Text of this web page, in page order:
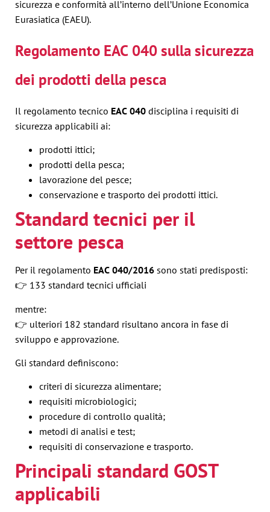
sicurezza e conformità all’interno dell’Unione Economica
Eurasiatica (EAEU).
Regolamento EAC 040 sulla sicurezza
dei prodotti della pesca
Il regolamento tecnico EAC 040 disciplina i requisiti di
sicurezza applicabili ai:
prodotti ittici;
prodotti della pesca;
lavorazione del pesce;
conservazione e trasporto dei prodotti ittici.
Standard tecnici per il
settore pesca
Per il regolamento EAC 040/2016 sono stati predisposti:
👉 133 standard tecnici ufficiali
mentre:
👉 ulteriori 182 standard risultano ancora in fase di
sviluppo e approvazione.
Gli standard definiscono:
criteri di sicurezza alimentare;
requisiti microbiologici;
procedure di controllo qualità;
metodi di analisi e test;
requisiti di conservazione e trasporto.
Principali standard GOST
applicabili